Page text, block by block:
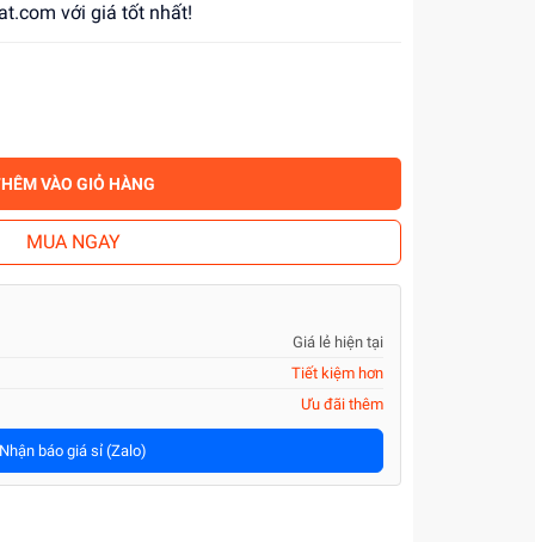
với giá tốt nhất!
VÀO GIỎ HÀNG
MUA NGAY
Giá lẻ hiện tại
Tiết kiệm hơn
Ưu đãi thêm
Nhận báo giá sỉ (Zalo)